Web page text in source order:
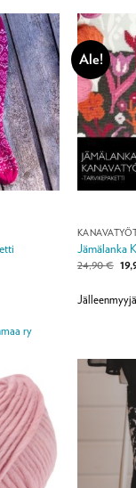
ry
Ale!
Jämälanka
24,90€
hinta